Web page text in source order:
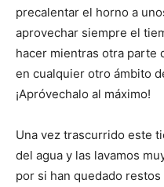
precalentar el horno a
aprovechar siempre el
hacer mientras otra parte
en cualquier otro ámbito
¡Apróvechalo al máximo!
Una vez trascurrido este
del agua y las lavamos
por si han quedado